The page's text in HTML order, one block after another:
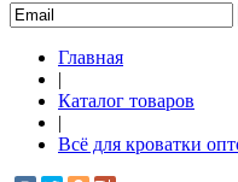
Главная
|
Каталог товаров
|
Всё для кроватки